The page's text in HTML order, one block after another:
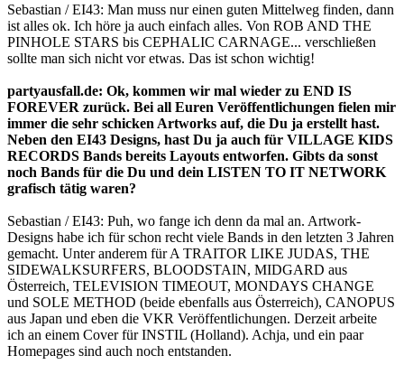
Sebastian / EI43: Man muss nur einen guten Mittelweg finden, dann
ist alles ok. Ich höre ja auch einfach alles. Von ROB AND THE
PINHOLE STARS bis CEPHALIC CARNAGE... verschließen
sollte man sich nicht vor etwas. Das ist schon wichtig!
partyausfall.de: Ok, kommen wir mal wieder zu END IS
FOREVER zurück. Bei all Euren Veröffentlichungen fielen mir
immer die sehr schicken Artworks auf, die Du ja erstellt hast.
Neben den EI43 Designs, hast Du ja auch für VILLAGE KIDS
RECORDS Bands bereits Layouts entworfen. Gibts da sonst
noch Bands für die Du und dein LISTEN TO IT NETWORK
grafisch tätig waren?
Sebastian / EI43: Puh, wo fange ich denn da mal an. Artwork-
Designs habe ich für schon recht viele Bands in den letzten 3 Jahren
gemacht. Unter anderem für A TRAITOR LIKE JUDAS, THE
SIDEWALKSURFERS, BLOODSTAIN, MIDGARD aus
Österreich, TELEVISION TIMEOUT, MONDAYS CHANGE
und SOLE METHOD (beide ebenfalls aus Österreich), CANOPUS
aus Japan und eben die VKR Veröffentlichungen. Derzeit arbeite
ich an einem Cover für INSTIL (Holland). Achja, und ein paar
Homepages sind auch noch entstanden.